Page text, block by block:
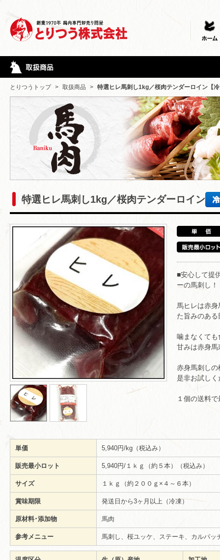
とりつうトップ > 取扱商品 > 特選ヒレ馬刺し1kg／桜肉テンダーロイン【
特選ヒレ馬刺し1kg／桜肉テンダーロイン
■安心して提
ーの馬刺し！
馬ヒレは赤
た旨みのあ
噛まなくて
甘みは赤身
赤身馬刺し
是非お試し
１個の送料
単価 5,940円/kg（税込み）
販売最小ロット 5,940円/１ｋｇ（約５本）（税込み）
サイズ １ｋｇ（約２００ｇ×４～６本）
賞味期限 発送日から3ヶ月以上（冷凍）
原材料･添加物 馬肉
参考メニュー 馬刺し、桜ユッケ、ステーキ、カルパッ